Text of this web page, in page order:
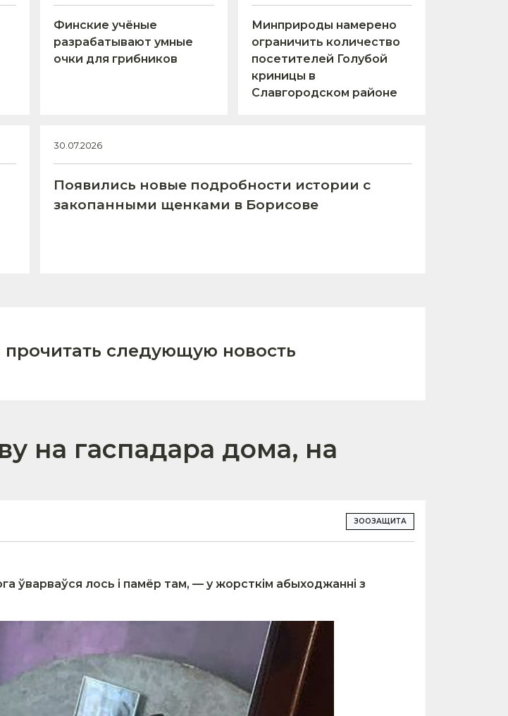
Финские учёные
разрабатывают умные
очки для грибников
Минприроды намерено
ограничить количество
посетителей Голубой
криницы в
Славгородском районе
30.07.2026
Появились новые подробности истории с
закопанными щенками в Борисове
следующую новость
на гаспадара дома, на
ЗООЗАЩИТА
ўварваўся лось і памёр там, — у жорсткім абыходжанні з